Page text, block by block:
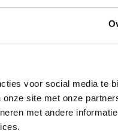
voor social media te
site met onze
met andere